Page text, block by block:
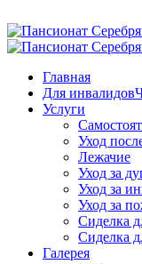
Главная
Для инвалидов
Услуги
Уход
Лежачие
Уход за
Уход за
Уход за
Сиделка
Сиделка
Галерея